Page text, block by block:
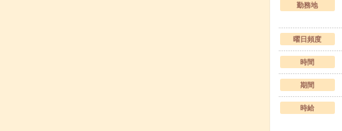
勤務地
曜日頻度
時間
期間
時給